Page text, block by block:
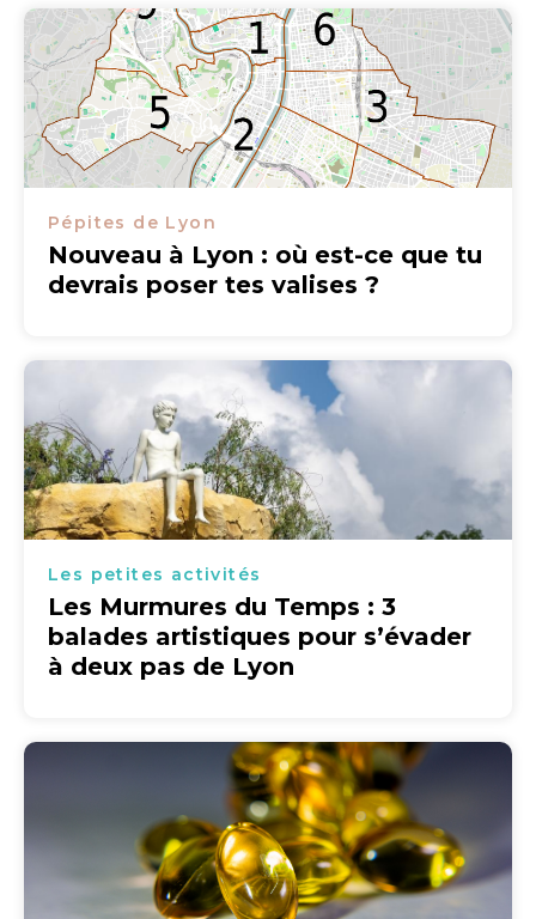
Pépites de Lyon
Nouveau à Lyon : où est-ce que tu
devrais poser tes valises ?
Les petites activités
Les Murmures du Temps : 3
balades artistiques pour s’évader
à deux pas de Lyon